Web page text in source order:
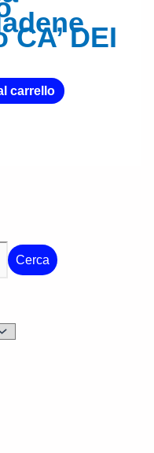
DEI
carrello
Cerca